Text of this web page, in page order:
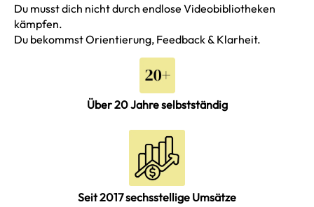
Du musst dich nicht durch endlose Videobibliotheken
kämpfen.
Du bekommst Orientierung, Feedback & Klarheit.
Über 20 Jahre selbstständig
Seit 2017 sechsstellige Umsätze